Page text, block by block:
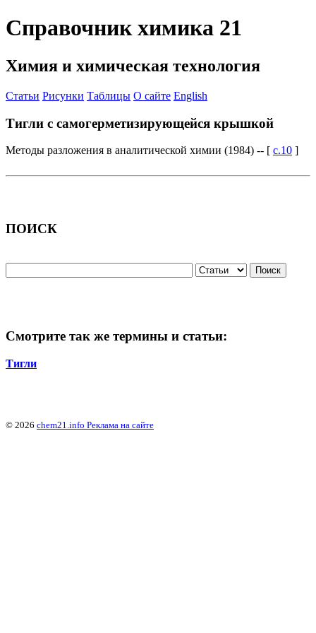
Справочник химика 21
Химия и химическая технология
Статьи Рисунки Таблицы О сайте English
Тигли с самогерметизирующейся крышкой
Методы разложения в аналитической химии (1984) -- [ c.10 ]
ПОИСК
Смотрите так же термины и статьи:
Тигли
© 2026 chem21.info Реклама на сайте